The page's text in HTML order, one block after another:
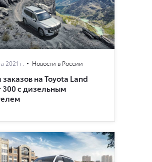
2021 г. Новости в России
на Toyota Land
300 c дизельным